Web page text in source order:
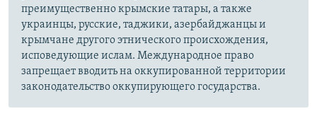
преимущественно крымские татары, а также
украинцы, русские, таджики, азербайджанцы и
крымчане другого этнического происхождения,
исповедующие ислам. Международное право
запрещает вводить на оккупированной территории
законодательство оккупирующего государства.